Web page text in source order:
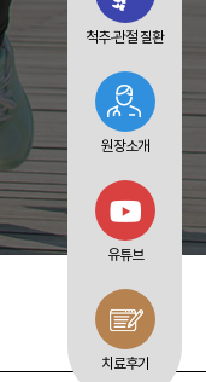
척추·관절 질환
원장소개
유튜브
치료후기